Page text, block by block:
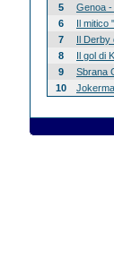
5
Genoa
6
Il mitico
7
Il Derby
8
Il gol di
9
Sbrana
10